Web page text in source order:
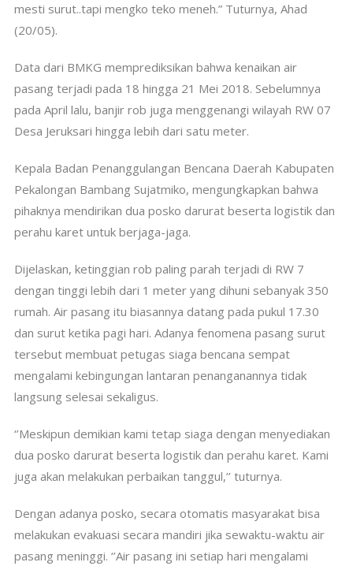
mesti surut..tapi mengko teko meneh.” Tuturnya, Ahad
(20/05).
Data dari BMKG memprediksikan bahwa kenaikan air
pasang terjadi pada 18 hingga 21 Mei 2018. Sebelumnya
pada April lalu, banjir rob juga menggenangi wilayah RW 07
Desa Jeruksari hingga lebih dari satu meter.
Kepala Badan Penanggulangan Bencana Daerah Kabupaten
Pekalongan Bambang Sujatmiko, mengungkapkan bahwa
pihaknya mendirikan dua posko darurat beserta logistik dan
perahu karet untuk berjaga-jaga.
Dijelaskan, ketinggian rob paling parah terjadi di RW 7
dengan tinggi lebih dari 1 meter yang dihuni sebanyak 350
rumah. Air pasang itu biasannya datang pada pukul 17.30
dan surut ketika pagi hari. Adanya fenomena pasang surut
tersebut membuat petugas siaga bencana sempat
mengalami kebingungan lantaran penanganannya tidak
langsung selesai sekaligus.
‘’Meskipun demikian kami tetap siaga dengan menyediakan
dua posko darurat beserta logistik dan perahu karet. Kami
juga akan melakukan perbaikan tanggul,’’ tuturnya.
Dengan adanya posko, secara otomatis masyarakat bisa
melakukan evakuasi secara mandiri jika sewaktu-waktu air
pasang meninggi. ‘’Air pasang ini setiap hari mengalami